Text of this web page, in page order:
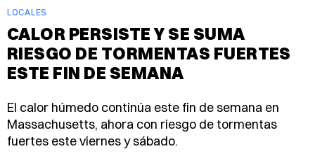
LOCALES
CALOR PERSISTE Y SE SUMA
RIESGO DE TORMENTAS FUERTES
ESTE FIN DE SEMANA
El calor húmedo continúa este fin de semana en
Massachusetts, ahora con riesgo de tormentas
fuertes este viernes y sábado.